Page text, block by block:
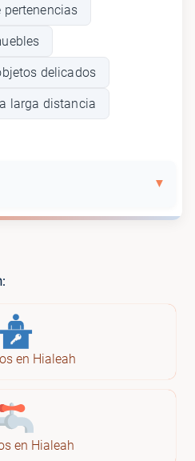
pertenencias
delicados
larga distancia
en Hialeah
en Hialeah